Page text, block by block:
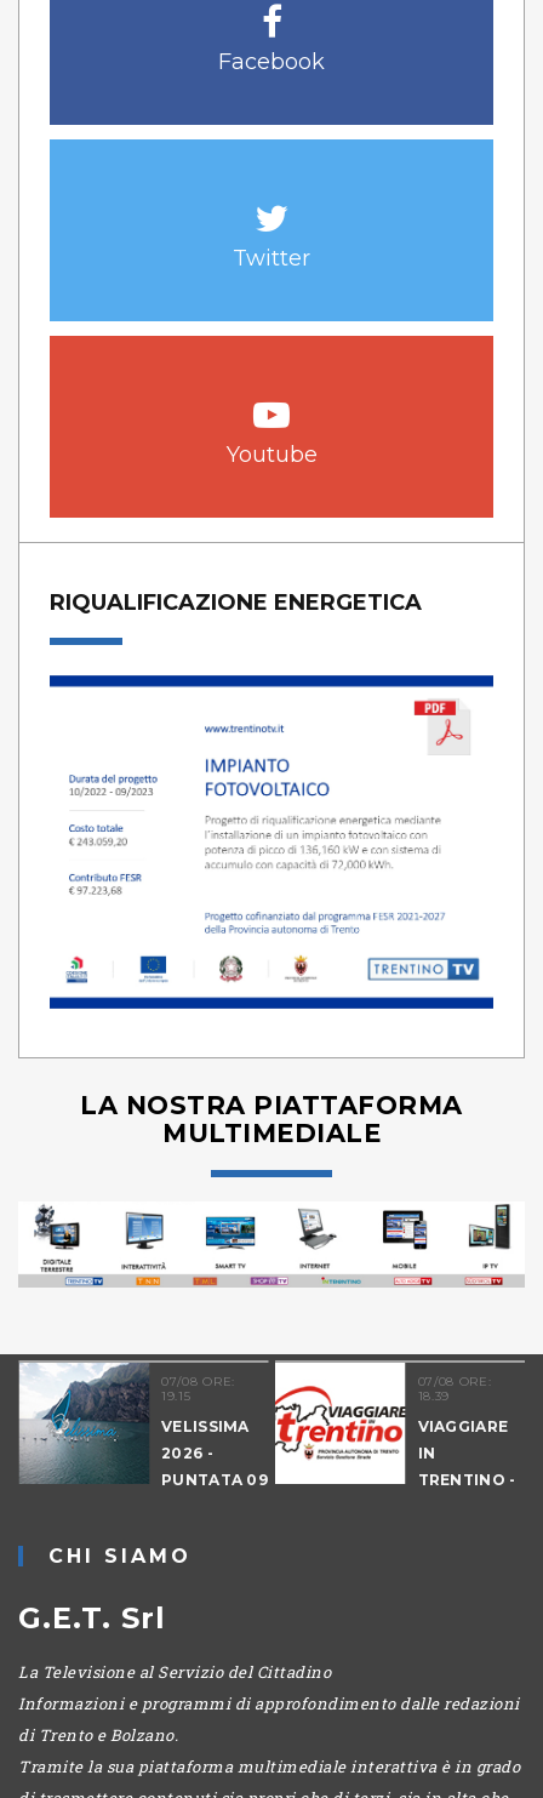
Facebook
Twitter
Youtube
RIQUALIFICAZIONE ENERGETICA
LA NOSTRA PIATTAFORMA
MULTIMEDIALE
07/08 ORE:
19.15
VELISSIMA
2026 -
PUNTATA 09
LEVICO
07/08 ORE:
18.39
VIAGGIARE
IN
TRENTINO -
CHI SIAMO
G.E.T. Srl
La Televisione al Servizio del Cittadino
Informazioni e programmi di approfondimento dalle redazioni
di Trento e Bolzano.
Tramite la sua piattaforma multimediale interattiva è in grado